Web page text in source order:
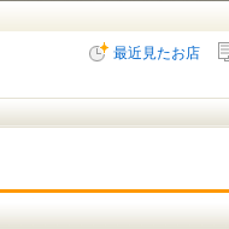
最近見たお店